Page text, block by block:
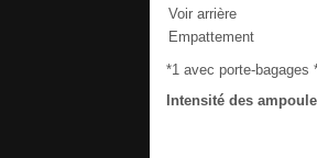
Voir arrière
Empattement
*1 avec porte-bagages
Intensité des